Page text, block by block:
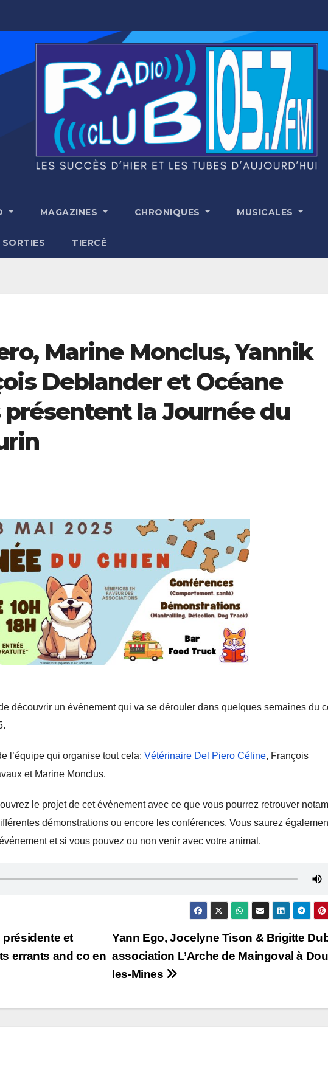
MAGAZINES CHRONIQUES MUSICALES
SORTIES TIERCÉ
Marine Monclus, Yannik
Deblander et Océane
présentent la Journée du
découvrir un événement qui va se dérouler dans quelques semaines du
l’équipe qui organise tout cela: Vétérinaire Del Piero Céline, François
et Marine Monclus.
le projet de cet événement avec ce que vous pourrez retrouver
démonstrations ou encore les conférences. Vous saurez
et si vous pouvez ou non venir avec votre animal.
Yann Ego, Jocelyne Tison & Brigitte
association L’Arche de Maingoval à
les-Mines
présidente et
errants and co en